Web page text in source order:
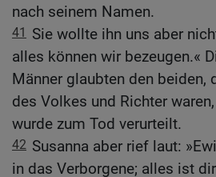
nach seinem Namen.
41
Sie wollte ihn uns aber
alles können wir bezeugen.«
Männer glaubten den beiden,
des Volkes und Richter
wurde zum Tod verurteilt.
42 Susanna aber rief laut:
in das Verborgene; alles ist